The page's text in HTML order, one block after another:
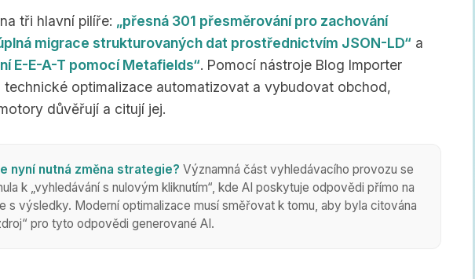
tři hlavní pilíře: „přesná 301 přesměrování pro zachování
migrace strukturovaných dat prostřednictvím JSON-LD“ a
E-E-A-T pomocí Metafields“. Pomocí nástroje Blog Importer
optimalizace automatizovat a vybudovat obchod,
důvěřují a citují jej.
nyní nutná změna strategie? Významná část vyhledávacího provozu se
k „vyhledávání s nulovým kliknutím“, kde AI poskytuje odpovědi přímo na
s výsledky. Moderní optimalizace musí směřovat k tomu, aby byla citována
pro tyto odpovědi generované AI.